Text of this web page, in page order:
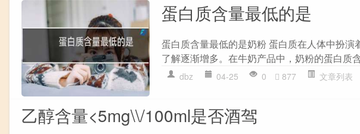
蛋白质含量最低的是
蛋白质含量最低的是奶粉 蛋白质在人体中扮
了解逐渐增多。在牛奶产品中，奶粉的蛋白质
dbz 04-25 0 877 文章列表
乙醇含量<5mg\\/100ml是否酒驾